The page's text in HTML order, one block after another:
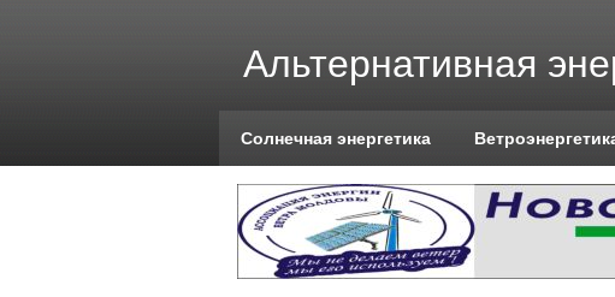
Альтернативная
Солнечная энергетика